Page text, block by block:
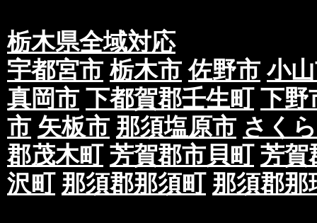
栃木県全域対応
宇都宮市 栃木市 佐野市 小
真岡市 下都賀郡壬生町 下野
市 矢板市 那須塩原市 さく
郡茂木町 芳賀郡市貝町 芳賀
沢町 那須郡那須町 那須郡那